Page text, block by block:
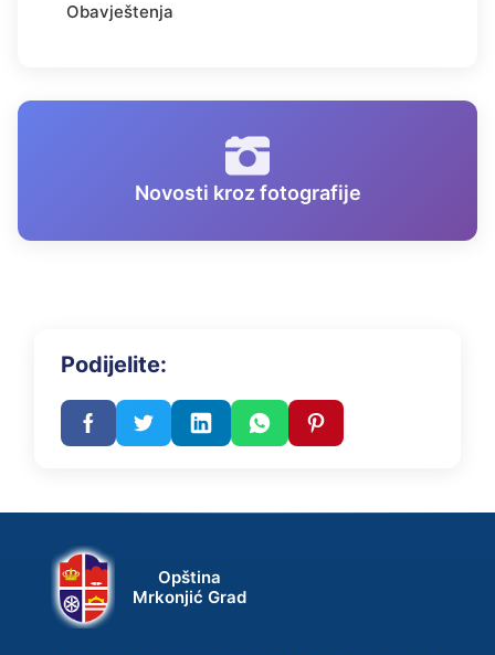
Obavještenja
Novosti kroz fotografije
Podijelite:
Opština
Mrkonjić Grad